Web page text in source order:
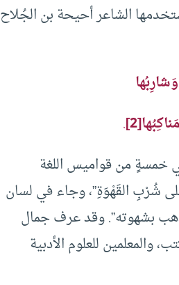
لكلمة “قهوة” كان عام 430م، عندما استخدمها الشاعر أحيحة بن الجُلاح
[2]
.
خمسةٍ من قواميس اللغة
شُرْبِ القَهْوَةِ”، وجاء في لسان
بشهوته”. وقد عرف جمال
والمعلمين للعلوم الأدبية